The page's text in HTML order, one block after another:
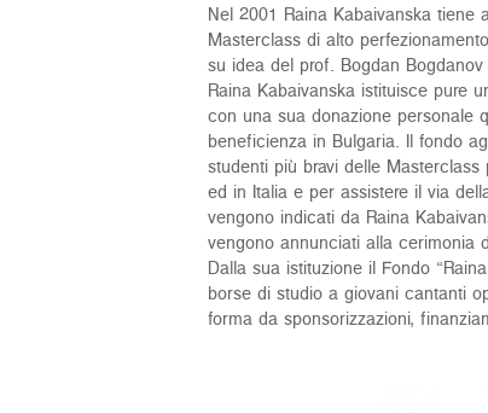
Nel 2001 Raina Kabaivanska tiene
Masterclass di alto
su idea del prof. Bogdan
Raina Kabaivanska istituisce pure
con una sua donazione personale
beneficienza in Bulgaria. Il fondo
studenti più bravi delle
ed in Italia e per assistere il via
vengono indicati da Raina
vengono annunciati alla cerimonia
Dalla sua istituzione il Fondo
borse di studio a giovani cantanti
forma da sponsorizzazioni,